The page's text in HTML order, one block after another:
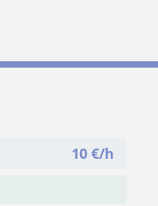
10 €/h